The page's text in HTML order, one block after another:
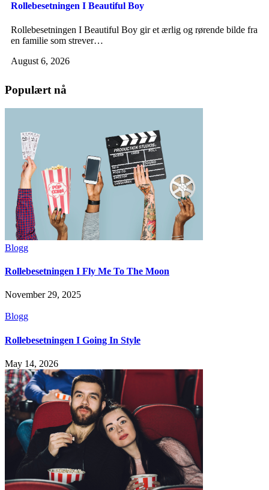
Rollebesetningen I Beautiful Boy
Rollebesetningen I Beautiful Boy gir et ærlig og rørende bilde fra
en familie som strever…
August 6, 2026
Populært nå
Blogg
Rollebesetningen I Fly Me To The Moon
November 29, 2025
Blogg
Rollebesetningen I Going In Style
May 14, 2026